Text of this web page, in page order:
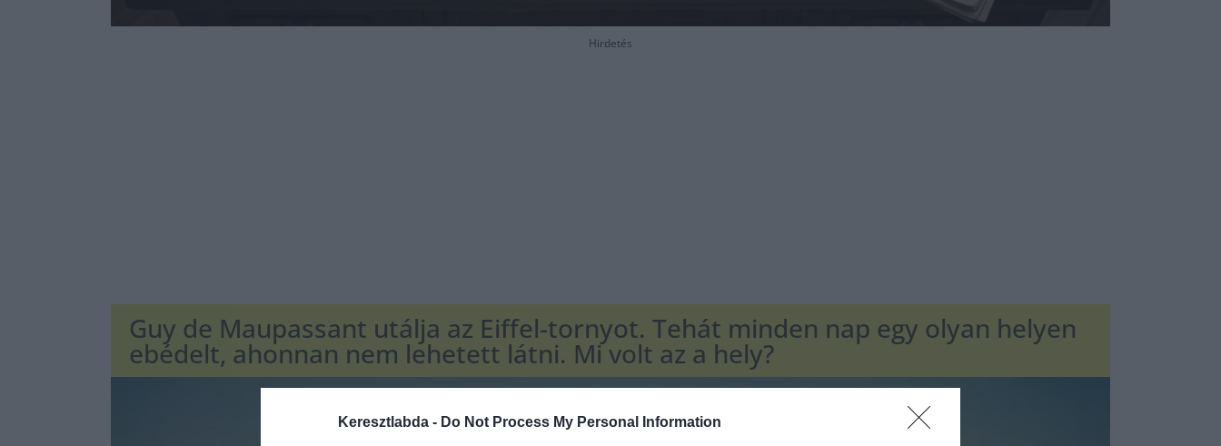
Keresztlabda - Do Not Process My Personal Information
Hirdetés
Guy de Maupassant utálja az Eiffel-tornyot. Tehát minden nap egy olyan helyen
ebédelt, ahonnan nem lehetett látni. Mi volt az a hely?